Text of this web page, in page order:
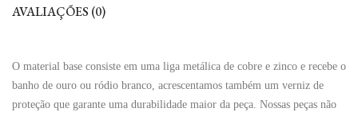
AVALIAÇÕES (0)
O material base consiste em uma liga metálica de cobre e zinco e recebe o
banho de ouro ou ródio branco, acrescentamos também um verniz de
proteção que garante uma durabilidade maior da peça. Nossas peças não